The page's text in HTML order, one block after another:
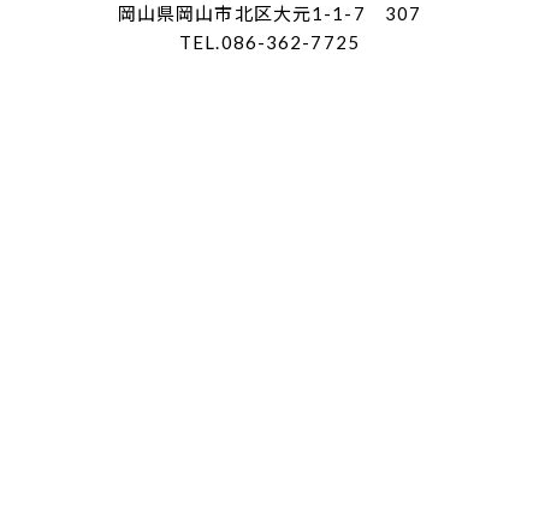
岡山県岡山市北区大元1-1-7 307
TEL.086-362-7725